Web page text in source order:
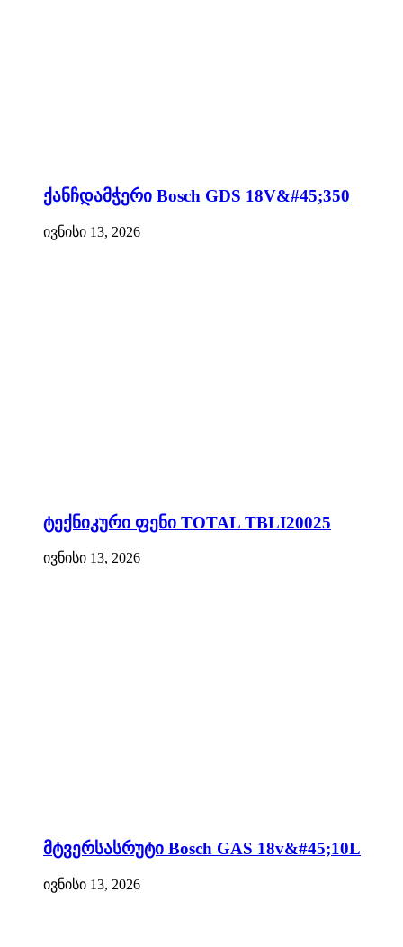
ქანჩდამჭერი Bosch GDS 18V&#45;350
ივნისი 13, 2026
ტექნიკური ფენი TOTAL TBLI20025
ივნისი 13, 2026
მტვერსასრუტი Bosch GAS 18v&#45;10L
ივნისი 13, 2026